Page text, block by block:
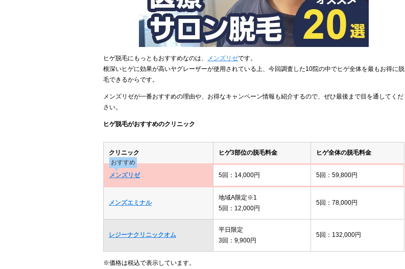
ヒゲ脱毛にもっともおすすめなのは、 メンズリゼです。
根深いヒゲに効果が高いヤグレーザーが使用されている上、今回調査した10院の中でヒゲ全体を最もお得に脱
毛できるからです。
メンズリゼが一番おすすめの理由や、お得なキャンペーン情報も紹介するので、ぜひ最後まで目を通してくだ
さい。
ヒゲ脱毛がおすすめのクリニック
クリニック ヒゲ3部位の脱毛料金
ヒゲ全体の脱毛料金
おすすめ
メンズリゼ
5回：14,000円 5回：59,800円
メンズエミナル
地域A限定※1
5回：12,000円
5回：78,000円
レジーナクリニックオム
平日限定
3回：9,900円
5回：132,000円
※価格は税込で表示しています。